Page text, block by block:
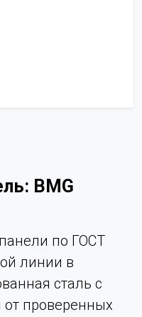
BMG
по ГОСТ
линии в
сталь с
проверенных